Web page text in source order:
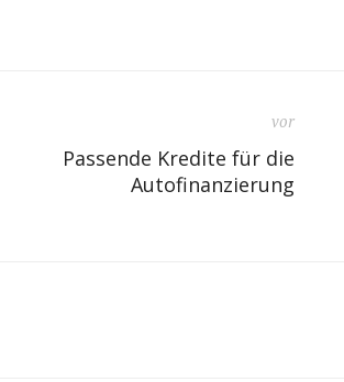
vor
Passende Kredite für die
Autofinanzierung